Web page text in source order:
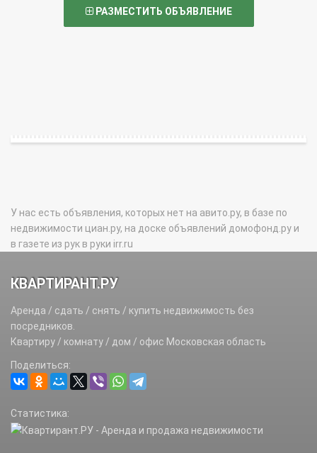
РАЗМЕСТИТЬ ОБЪЯВЛЕНИЕ
У нас есть объявления, которых нет на авито.ру, в базе по
недвижимости циан.ру, на доске объявлений домофонд.ру и
в газете из рук в руки irr.ru
КВАРТИРАНТ.РУ
Аренда / сдать / снять / купить недвижимость без
посредников.
Квартиру / комнату / дом / офис Московская область
Поделиться:
Статистика: